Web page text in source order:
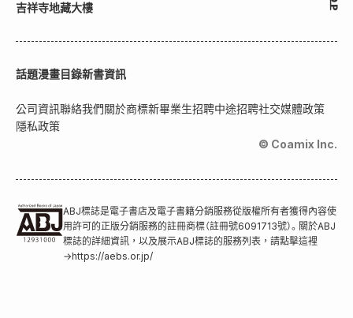
吉祥寺地藏大樓
話題漫畫目錄新書資訊
公司資訊聯絡我們關於商標新畢業生招聘中途招聘社交媒體政策
隱私政策
© Coamix Inc.
ABJ標誌是電子書店及電子書籍分銷服務從版權所有者獲得內容使
用許可的正版分銷服務的註冊商標（註冊號6091713號）。關於ABJ
標誌的詳細資訊，以及展示ABJ標誌的服務列表，請點擊這裡
→https://aebs.or.jp/